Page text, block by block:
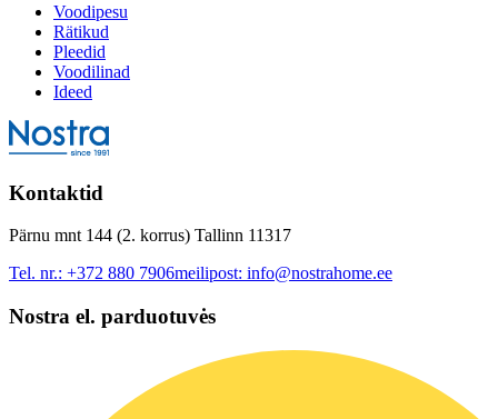
Voodipesu
Rätikud
Pleedid
Voodilinad
Ideed
Kontaktid
Pärnu mnt 144 (2. korrus) Tallinn 11317
Tel. nr.: +372 880 7906meilipost: info@nostrahome.ee
Nostra el. parduotuvės